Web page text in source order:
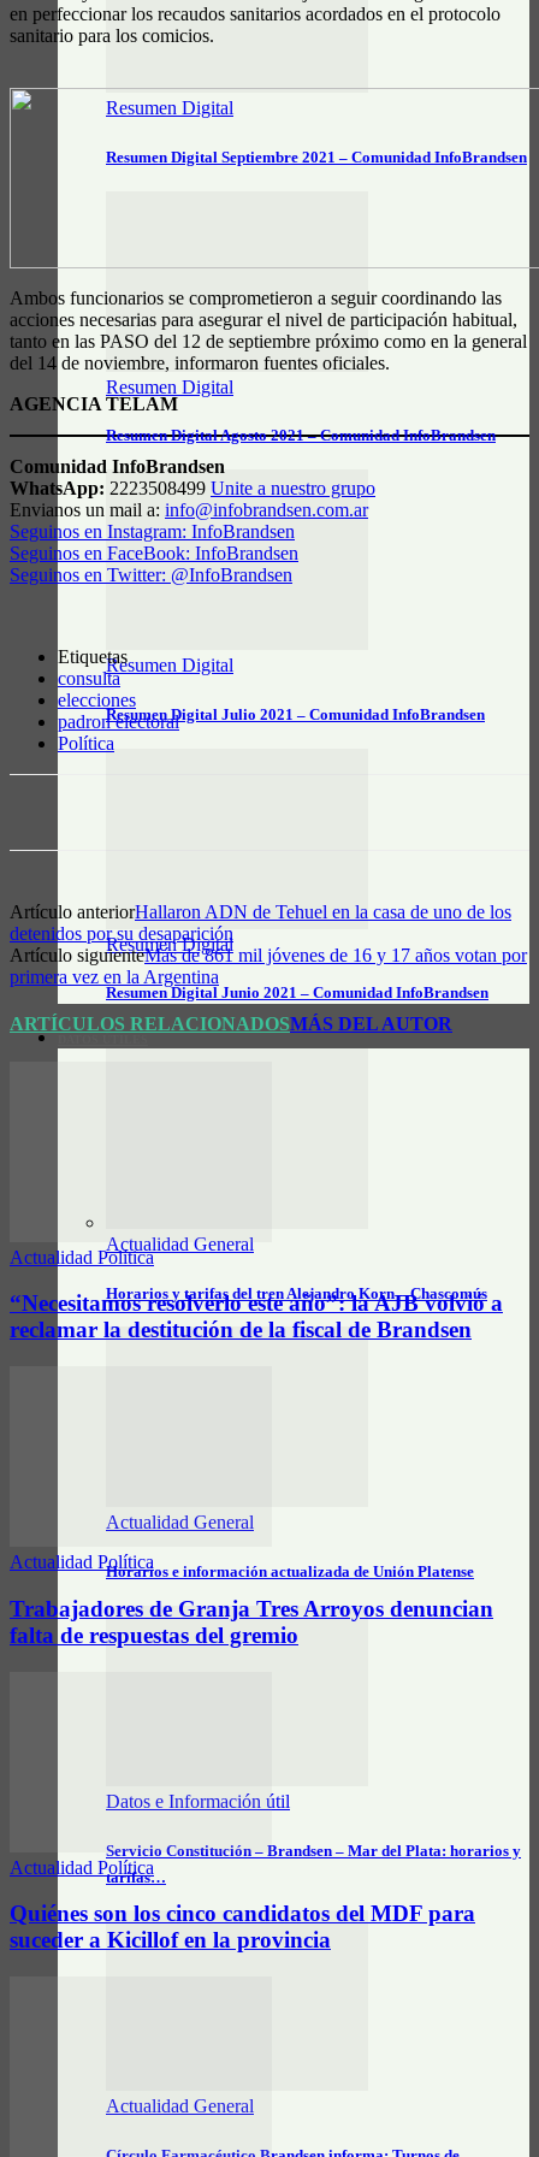
Resumen Digital
Resumen Digital Septiembre 2021 – Comunidad InfoBrandsen
Resumen Digital
Resumen Digital Agosto 2021 – Comunidad InfoBrandsen
Resumen Digital
Resumen Digital Julio 2021 – Comunidad InfoBrandsen
Resumen Digital
Resumen Digital Junio 2021 – Comunidad InfoBrandsen
Actualidad General
Horarios y tarifas del tren Alejandro Korn – Chascomús
Actualidad General
Horarios e información actualizada de Unión Platense
Datos e Información útil
Servicio Constitución – Brandsen – Mar del Plata: horarios y
tarifas…
Actualidad General
en perfeccionar los recaudos sanitarios acordados en el protocolo
sanitario para los comicios.
Ambos funcionarios se comprometieron a seguir coordinando las
acciones necesarias para asegurar el nivel de participación habitual,
tanto en las PASO del 12 de septiembre próximo como en la general
del 14 de noviembre, informaron fuentes oficiales.
AGENCIA TELAM
Comunidad InfoBrandsen
WhatsApp: 2223508499 Unite a nuestro grupo
Envianos un mail a: info@infobrandsen.com.ar
Seguinos en Instagram: InfoBrandsen
Seguinos en FaceBook: InfoBrandsen
Seguinos en Twitter: @InfoBrandsen
Etiquetas
consulta
elecciones
padron electoral
Política
Artículo anteriorHallaron ADN de Tehuel en la casa de uno de los
detenidos por su desaparición
Artículo siguienteMás de 861 mil jóvenes de 16 y 17 años votan por
primera vez en la Argentina
ARTÍCULOS RELACIONADOSMÁS DEL AUTOR
Actualidad Política
“Necesitamos resolverlo este año”: la AJB volvió a
reclamar la destitución de la fiscal de Brandsen
Actualidad Política
Trabajadores de Granja Tres Arroyos denuncian
falta de respuestas del gremio
Actualidad Política
Quiénes son los cinco candidatos del MDF para
suceder a Kicillof en la provincia